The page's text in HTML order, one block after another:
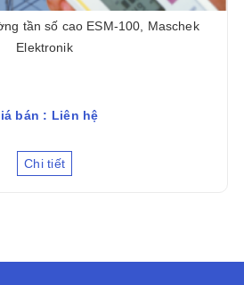
tần số cao ESM-100, Maschek
Elektronik
bán : Liên hệ
Chi tiết